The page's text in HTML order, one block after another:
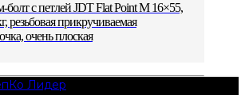
с петлей JDT Flat Point M 16×55,
резьбовая прикручиваемая
очень плоская
Лидер